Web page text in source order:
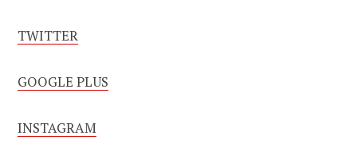
TWITTER
GOOGLE PLUS
INSTAGRAM